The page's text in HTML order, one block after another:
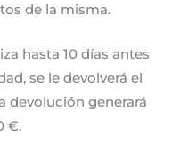
de la misma.
hasta 10 días antes
se le devolverá el
devolución generará
€.